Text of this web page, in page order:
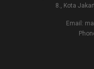
8., Kota
Email: